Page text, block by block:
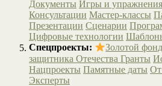
Документы Игры и упражнения
Консультации Мастер-классы
Презентации Сценарии
Цифровые технологии
Спецпроекты:
Золотой
защитника Отечества Гранты
Нацпроекты Памятные даты От
Эксперты